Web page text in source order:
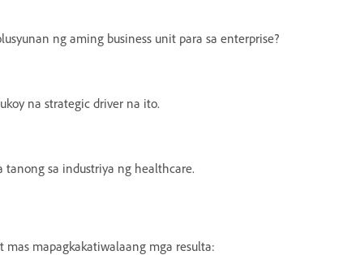
ng aming business unit para sa enterprise?
na strategic driver na ito.
sa industriya ng healthcare.
mapagkakatiwalaang mga resulta: